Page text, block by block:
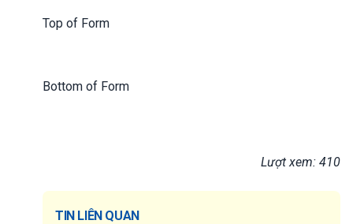
Top of Form
Bottom of Form
Lượt xem: 410
TIN LIÊN QUAN